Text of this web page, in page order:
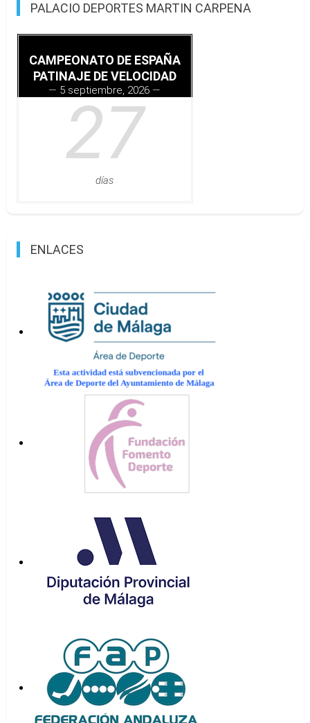
entradas
PALACIO DEPORTES MARTIN CARPENA
CAMPEONATO DE ESPAÑA
PATINAJE DE VELOCIDAD
5 septiembre, 2026
27
días
ENLACES